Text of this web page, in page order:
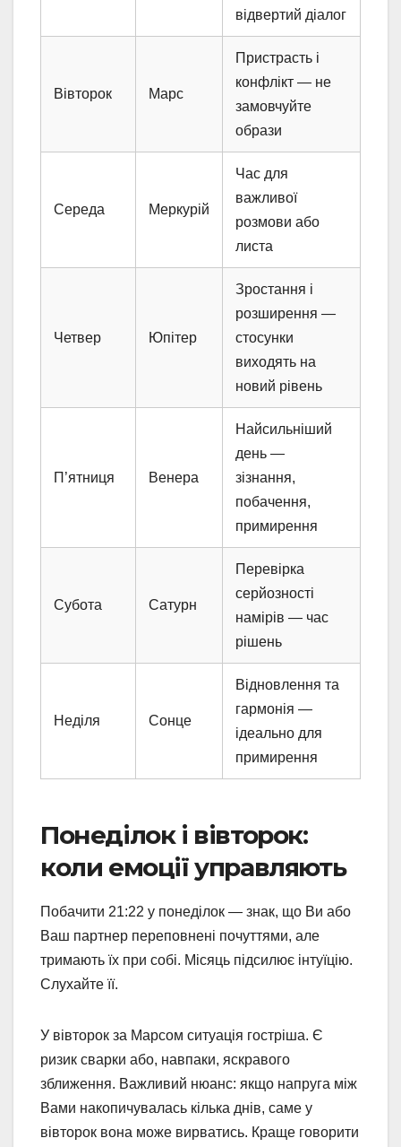
відвертий діалог
Вівторок Марс
Пристрасть і
конфлікт — не
замовчуйте
образи
Середа Меркурій
Час для
важливої
розмови або
листа
Четвер Юпітер
Зростання і
розширення —
стосунки
виходять на
новий рівень
П’ятниця Венера
Найсильніший
день —
зізнання,
побачення,
примирення
Субота Сатурн
Перевірка
серйозності
намірів — час
рішень
Неділя Сонце
Відновлення та
гармонія —
ідеально для
примирення
Понеділок і вівторок:
коли емоції управляють
Побачити 21:22 у понеділок — знак, що Ви або
Ваш партнер переповнені почуттями, але
тримають їх при собі. Місяць підсилює інтуїцію.
Слухайте її.
У вівторок за Марсом ситуація гостріша. Є
ризик сварки або, навпаки, яскравого
зближення. Важливий нюанс: якщо напруга між
Вами накопичувалась кілька днів, саме у
вівторок вона може вирватись. Краще говорити